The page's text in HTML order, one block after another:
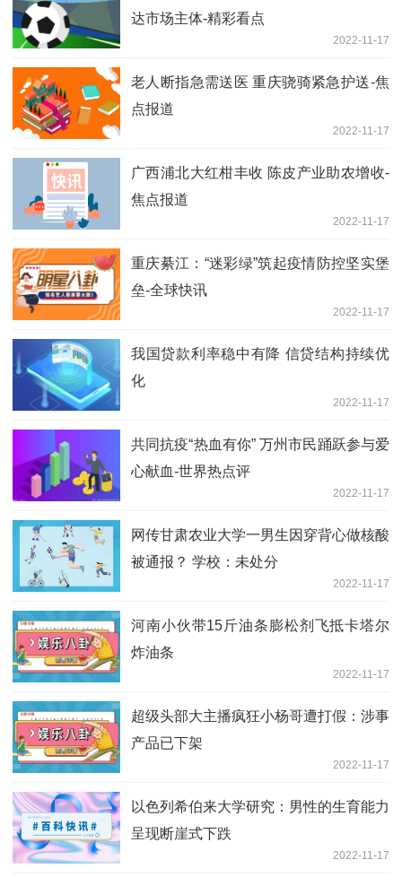
达市场主体-精彩看点
2022-11-17
老人断指急需送医 重庆骁骑紧急护送-焦
点报道
2022-11-17
广西浦北大红柑丰收 陈皮产业助农增收-
焦点报道
2022-11-17
重庆綦江：“迷彩绿”筑起疫情防控坚实堡
垒-全球快讯
2022-11-17
我国贷款利率稳中有降 信贷结构持续优
化
2022-11-17
共同抗疫“热血有你” 万州市民踊跃参与爱
心献血-世界热点评
2022-11-17
网传甘肃农业大学一男生因穿背心做核酸
被通报？ 学校：未处分
2022-11-17
河南小伙带15斤油条膨松剂飞抵卡塔尔
炸油条
2022-11-17
超级头部大主播疯狂小杨哥遭打假：涉事
产品已下架
2022-11-17
以色列希伯来大学研究：男性的生育能力
呈现断崖式下跌
2022-11-17